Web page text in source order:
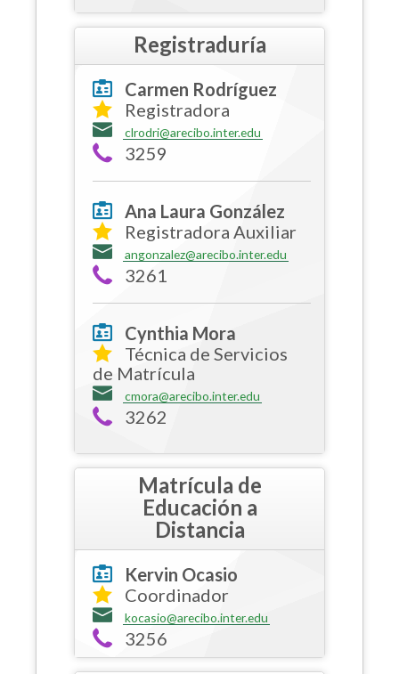
Registraduría
Carmen Rodríguez
Registradora
clrodri@arecibo.inter.edu
3259
Ana Laura González
Registradora Auxiliar
angonzalez@arecibo.inter.edu
3261
Cynthia Mora
Técnica de Servicios
de Matrícula
cmora@arecibo.inter.edu
3262
Matrícula de
Educación a
Distancia
Kervin Ocasio
Coordinador
kocasio@arecibo.inter.edu
3256